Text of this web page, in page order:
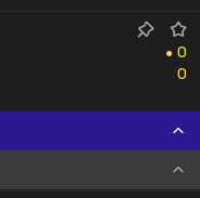
●
0
0
0
0